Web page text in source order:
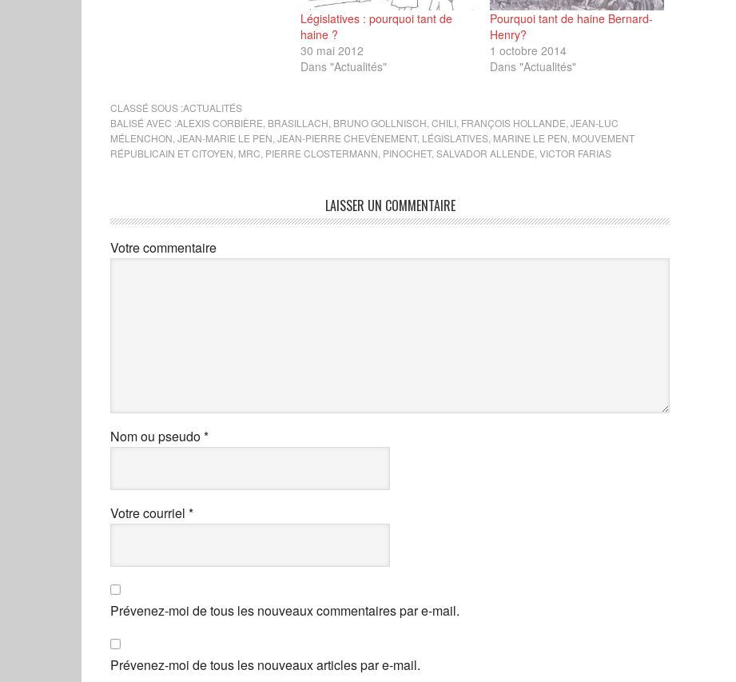
Législatives : pourquoi tant de
haine ?
30 mai 2012
Dans "Actualités"
Pourquoi tant de haine Bernard-
Henry?
1 octobre 2014
Dans "Actualités"
CLASSÉ SOUS :ACTUALITÉS
BALISÉ AVEC :ALEXIS CORBIÈRE BRASILLACH BRUNO GOLLNISCH CHILI FRANÇOIS HOLLANDE JEAN-LUC
MÉLENCHON JEAN-MARIE LE PEN JEAN-PIERRE CHEVÈNEMENT, LÉGISLATIVES MARINE LE PEN MOUVEMENT
RÉPUBLICAIN ET CITOYEN MRC PIERRE CLOSTERMANN PINOCHET, SALVADOR ALLENDE VICTOR FARIAS
LAISSER UN COMMENTAIRE
Votre commentaire
Nom ou pseudo*
Votre courriel *
Prévenez-moi de tous les nouveaux commentaires par e-mail.
Prévenez-moi de tous les nouveaux articles par e-mail.